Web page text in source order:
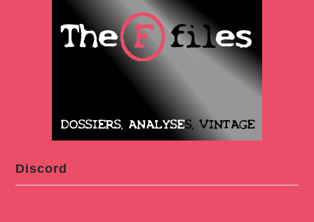
Discord